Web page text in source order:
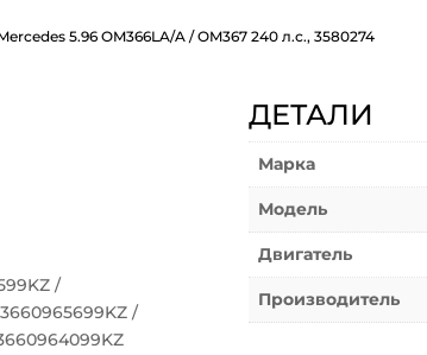
5.96 OM366LA/A / OM367 240 л.с., 3580274
/
/
ДЕТАЛИ
Марка
Модель
Двигатель
Производитель